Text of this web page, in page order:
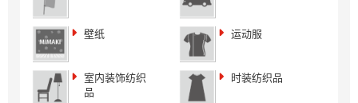
壁纸 运动服
室内装饰纺织
品
时装纺织品